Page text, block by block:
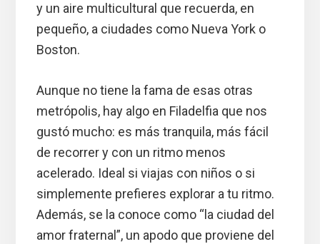
y un aire multicultural que recuerda, en
pequeño, a ciudades como Nueva York o
Boston.
Aunque no tiene la fama de esas otras
metrópolis, hay algo en Filadelfia que nos
gustó mucho: es más tranquila, más fácil
de recorrer y con un ritmo menos
acelerado. Ideal si viajas con niños o si
simplemente prefieres explorar a tu ritmo.
Además, se la conoce como “la ciudad del
amor fraternal”, un apodo que proviene del